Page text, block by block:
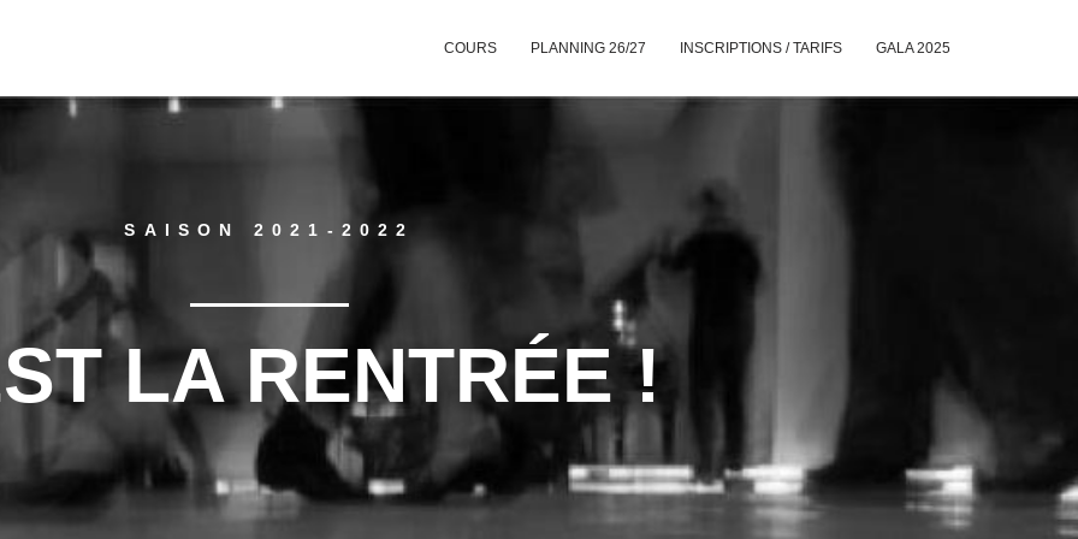
COURS PLANNING 26/27 INSCRIPTIONS / TARIFS GALA 2025
SAISON 2021-2022
LA RENTRÉE !